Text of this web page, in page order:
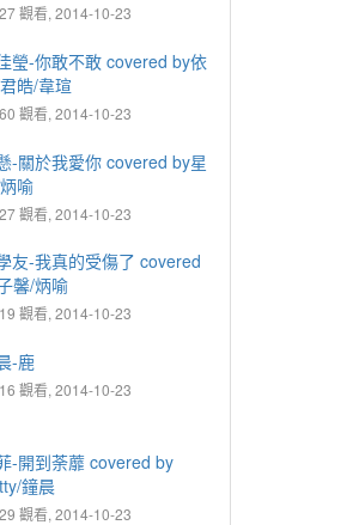
觀看, 2014-10-23
瑩-你敢不敢 covered by依
皓/韋瑄
觀看, 2014-10-23
-關於我愛你 covered by星
喻
觀看, 2014-10-23
友-我真的受傷了 covered
馨/炳喻
觀看, 2014-10-23
-鹿
觀看, 2014-10-23
-開到荼蘼 covered by
鐘晨
觀看, 2014-10-23